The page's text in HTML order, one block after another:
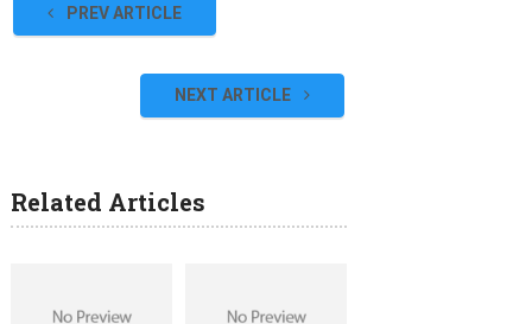
PREV ARTICLE
NEXT ARTICLE
Related Articles